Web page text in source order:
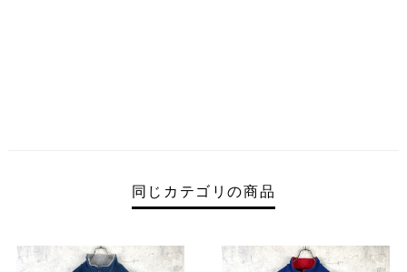
同じカテゴリの商品